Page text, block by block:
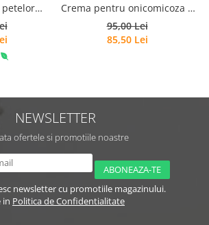
de fata
Crema pentru onicomicoza +
Solutie antimicotica
SABOURAUD
95,00 Lei
85,50 Lei
NEWSLETTER
ofertele si promotiile noastre
newsletter cu promotiile magazinului.
in Politica de Confidentialitate